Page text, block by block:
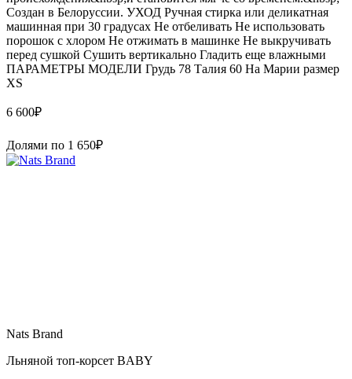
Создан в Белоруссии. УХОД Ручная стирка или деликатная
машинная при 30 градусах Не отбеливать Не использовать
порошок с хлором Не отжимать в машинке Не выкручивать
перед сушкой Сушить вертикально Гладить еще влажными
ПАРАМЕТРЫ МОДЕЛИ Грудь 78 Талия 60 На Марии размер
XS
6 600₽
Долями по 1 650₽
Nats Brand
Льняной топ-корсет BABY